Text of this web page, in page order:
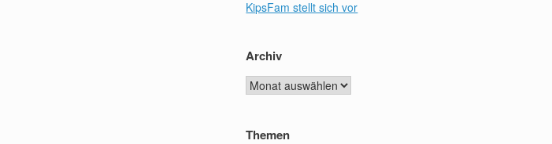
KipsFam stellt sich vor
Archiv
Archiv
Themen